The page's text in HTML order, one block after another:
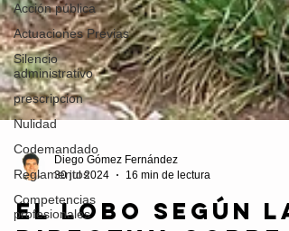
Acción pública
Actuaciones Previas
Silencio
administrativo
prescripcion
Nulidad
Codemandado
Reglamentos
Competencias
profesionales
Diego Gómez Fernández
30 jul 2024
16 min de lectura